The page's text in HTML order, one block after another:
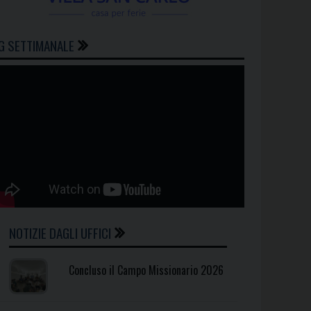
SETTIMANALE
NOTIZIE DAGLI UFFICI
Concluso il Campo Missionario 2026